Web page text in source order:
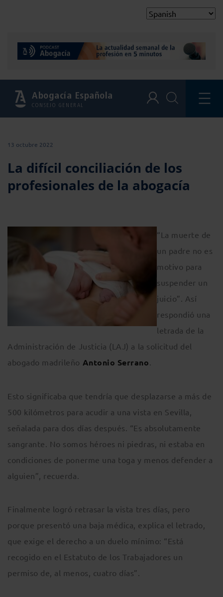
Abogacía Española
CONSEJO GENERAL
13 octubre 2022
La difícil conciliación de los
profesionales de la abogacía
“La muerte de
un padre no es
motivo para
suspender un
juicio”. Así
respondió una
letrada de la
Administración de Justicia (LAJ) a la solicitud del
abogado madrileño Antonio Serrano.
Esto significaba que tendría que desplazarse a más de
500 kilómetros para acudir a una vista en Sevilla,
señalada para dos días después. “Es absolutamente
sangrante. No somos héroes ni piedras, ni estaba en
condiciones de ponerme una toga y menos defender a
alguien”, recuerda.
Finalmente logró retrasar la vista tres días, pero
porque presentó una baja médica, explica el letrado,
que exige el derecho a un duelo mínimo: “Está
recogido en el Estatuto de los Trabajadores un
permiso de, al menos, cuatro días”.